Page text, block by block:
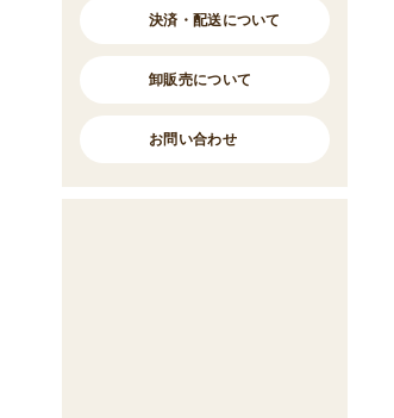
決済・配送について
卸販売について
お問い合わせ